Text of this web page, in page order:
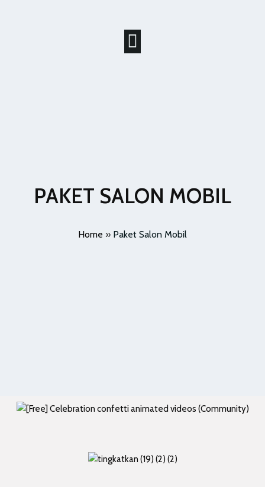
PAKET SALON MOBIL
Home » Paket Salon Mobil